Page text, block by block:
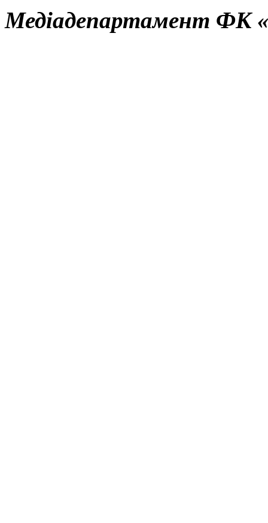
Медіадепартамент ФК